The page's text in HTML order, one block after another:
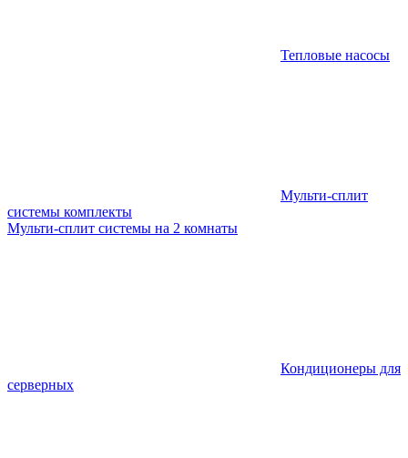
Тепловые насосы
Мульти-сплит
системы комплекты
Мульти-сплит системы на 2 комнаты
Кондиционеры для
серверных